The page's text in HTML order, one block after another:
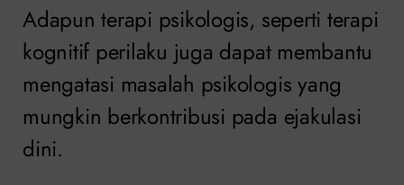
Adapun terapi psikologis, seperti terapi
kognitif perilaku juga dapat membantu
mengatasi masalah psikologis yang
mungkin berkontribusi pada ejakulasi
dini.